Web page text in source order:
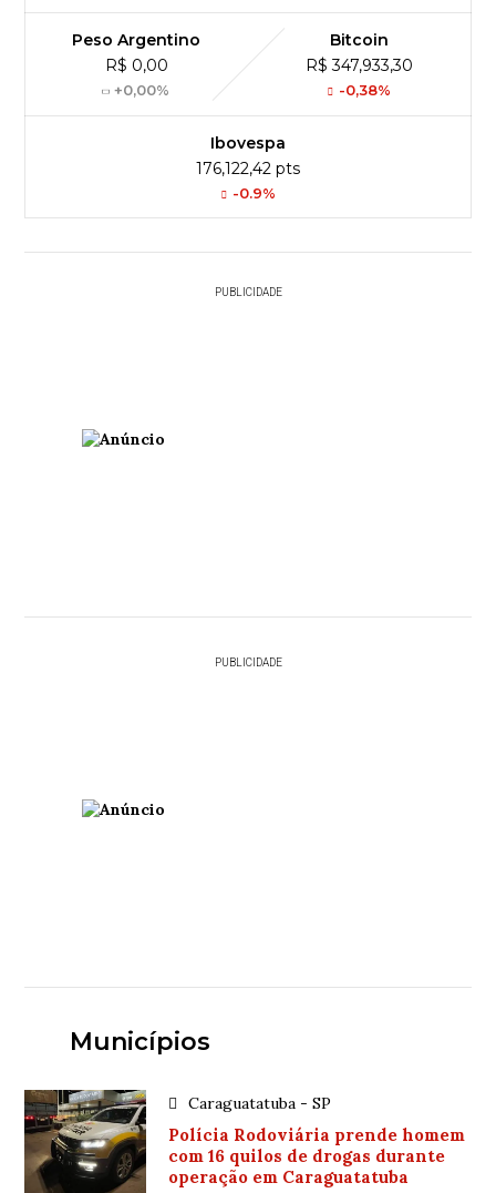
Peso Argentino
R$ 0,00
+0,00%
Bitcoin
R$ 347,933,30
-0,38%
Ibovespa
176,122,42 pts
-0.9%
PUBLICIDADE
PUBLICIDADE
Municípios
Caraguatatuba - SP
Polícia Rodoviária prende homem
com 16 quilos de drogas durante
operação em Caraguatatuba